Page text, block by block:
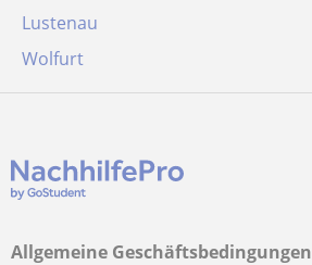
Lustenau
Wolfurt
Allgemeine Geschäftsbedingungen